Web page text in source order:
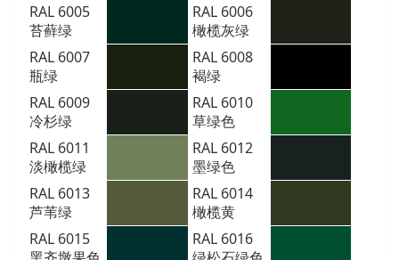
RAL 6005
苔藓绿
RAL 6006
橄榄灰绿
RAL 6007
瓶绿
RAL 6008
褐绿
RAL 6009
冷杉绿
RAL 6010
草绿色
RAL 6011
淡橄榄绿
RAL 6012
墨绿色
RAL 6013
芦苇绿
RAL 6014
橄榄黄
RAL 6015
RAL 6016